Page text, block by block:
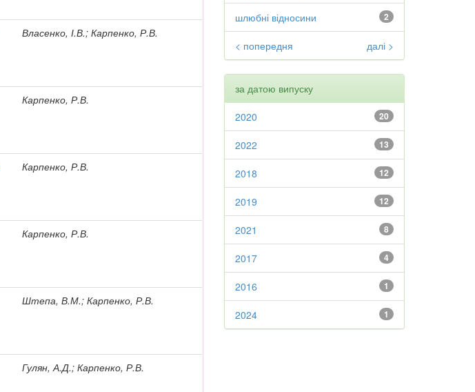
Власенко, І.В.; Карпенко, Р.В.
Карпенко, Р.В.
Карпенко, Р.В.
Карпенко, Р.В.
Штепа, В.М.; Карпенко, Р.В.
Гулян, А.Д.; Карпенко, Р.В.
2
шлюбні відносини
< попередня далі >
за датою випуску
20
2020
13
2022
12
2018
12
2019
8
2021
4
2017
1
2016
1
2024